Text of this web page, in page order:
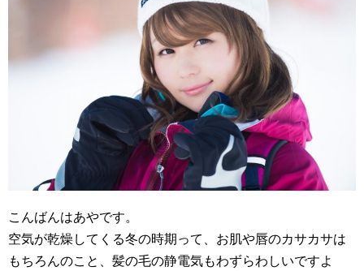
こんばんはあやです。
空気が乾燥してくる冬の時期って、お肌や唇のカサカサは
もちろんのこと、髪の毛の静電気もわずらわしいですよ